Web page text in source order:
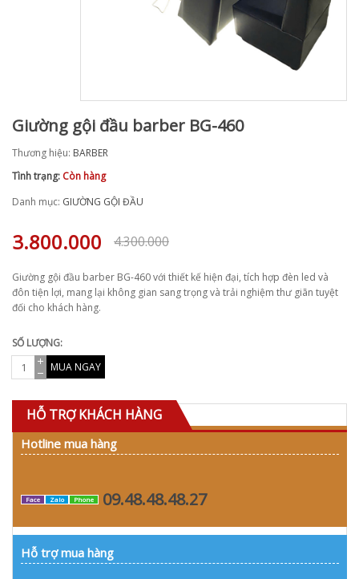
Giường gội đầu barber BG-460
Thương hiệu: BARBER
Tình trạng: Còn hàng
Danh mục: GIƯỜNG GỘI ĐẦU
4.300.000
3.800.000
Giường gội đầu barber BG-460 với thiết kế hiện đại, tích hợp đèn led và
đôn tiện lợi, mang lại không gian sang trọng và trải nghiệm thư giãn tuyệt
đối cho khách hàng.
SỐ LƯỢNG:
MUA NGAY
HỖ TRỢ KHÁCH HÀNG
Hotline mua hàng
Face Zalo Phone 09.48.48.48.27
Hỗ trợ mua hàng